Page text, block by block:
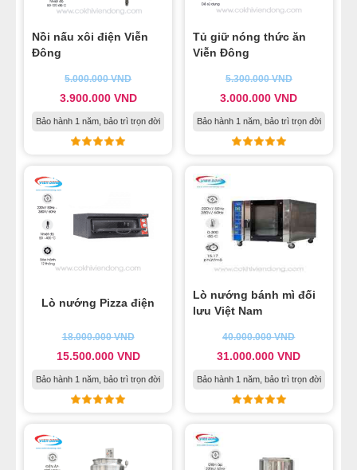
Nồi nấu xôi điện Viễn
Đông
5.000.000VND
3.900.000 VND
Bảo hành 1 năm, bảo trì trọn đời
Tủ giữ nóng thức ăn
Viễn Đông
5.300.000VND
3.000.000VND
Bảo hành 1 năm, bảo trì trọn đời
Lò nướng Pizza điện
18.000.000VND
15.500.000 VND
Bảo hành 1 năm, bảo trì trọn đời
Lò nướng bánh mì đối
lưu Việt Nam
40.000.000VND
31.000.000VND
Bảo hành 1 năm, bảo trì trọn đời